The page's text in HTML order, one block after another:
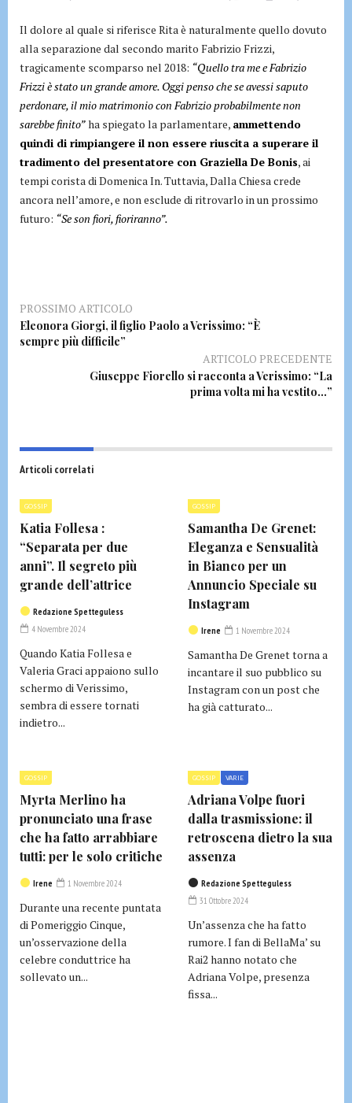
Il dolore al quale si riferisce Rita è naturalmente quello dovuto
alla separazione dal secondo marito Fabrizio Frizzi,
tragicamente scomparso nel 2018: “Quello tra me e Fabrizio
Frizzi è stato un grande amore. Oggi penso che se avessi saputo
perdonare, il mio matrimonio con Fabrizio probabilmente non
sarebbe finito”ha spiegato la parlamentare, ammettendo
quindi di rimpiangere il non essere riuscita a superare il
tradimento del presentatore con Graziella De Bonis, ai
tempi corista di Domenica In. Tuttavia, Dalla Chiesa crede
ancora nell’amore, e non esclude di ritrovarlo in un prossimo
futuro: “Se son fiori, fioriranno”.
PROSSIMO ARTICOLO
Eleonora Giorgi, il figlio Paolo a Verissimo: “È
sempre più difficile”
ARTICOLO PRECEDENTE
Giuseppe Fiorello si racconta a Verissimo: “La
prima volta mi ha vestito…”
Articoli correlati
GOSSIP
Katia Follesa :
“Separata per due
anni”. Il segreto più
grande dell’attrice
Redazione Spetteguless
4 Novembre 2024
Quando Katia Follesa e
Valeria Graci appaiono sullo
schermo di Verissimo,
sembra di essere tornati
indietro...
GOSSIP
Samantha De Grenet:
Eleganza e Sensualità
in Bianco per un
Annuncio Speciale su
Instagram
Irene 1 Novembre 2024
Samantha De Grenet torna a
incantare il suo pubblico su
Instagram con un post che
ha già catturato...
GOSSIP
Myrta Merlino ha
pronunciato una frase
che ha fatto arrabbiare
tutti: per le solo critiche
Irene 1 Novembre 2024
Durante una recente puntata
di Pomeriggio Cinque,
un’osservazione della
celebre conduttrice ha
sollevato un...
GOSSIP VARIE
Adriana Volpe fuori
dalla trasmissione: il
retroscena dietro la sua
assenza
Redazione Spetteguless
31 Ottobre 2024
Un’assenza che ha fatto
rumore. I fan di BellaMa’ su
Rai2 hanno notato che
Adriana Volpe, presenza
fissa...